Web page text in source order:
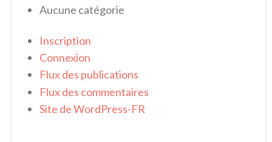
Aucune catégorie
Inscription
Connexion
Flux des publications
Flux des commentaires
Site de WordPress-FR